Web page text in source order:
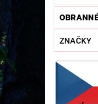
ZNAČKY